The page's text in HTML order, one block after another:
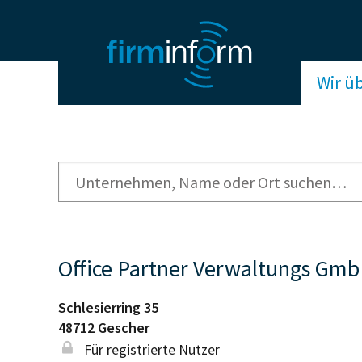
Wir
Office Partner Verwaltungs
Schlesierring 35
48712 Gescher
Für registrierte Nutzer